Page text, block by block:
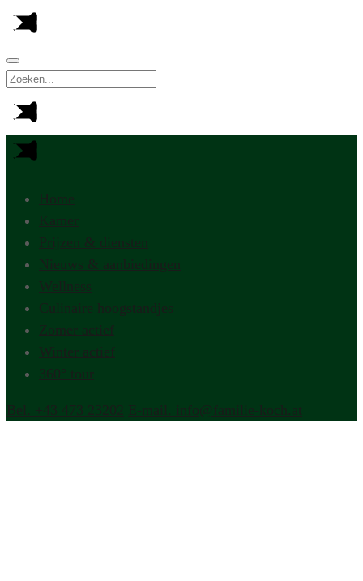
Home
Kamer
Prijzen & diensten
Nieuws & aanbiedingen
Wellness
Culinaire hoogstandjes
Zomer actief
Winter actief
360° tour
Bel. +43 473 23202 E-mail. info@familie-koch.at